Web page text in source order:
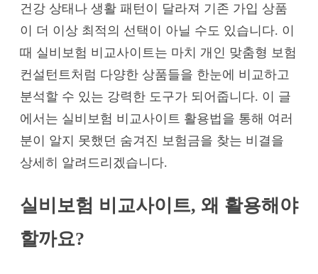
건강 상태나 생활 패턴이 달라져 기존 가입 상품
이 더 이상 최적의 선택이 아닐 수도 있습니다. 이
때 실비보험 비교사이트는 마치 개인 맞춤형 보험
컨설턴트처럼 다양한 상품들을 한눈에 비교하고
분석할 수 있는 강력한 도구가 되어줍니다. 이 글
에서는 실비보험 비교사이트 활용법을 통해 여러
분이 알지 못했던 숨겨진 보험금을 찾는 비결을
상세히 알려드리겠습니다.
실비보험 비교사이트, 왜 활용해야
할까요?